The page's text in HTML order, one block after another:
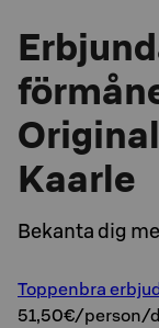
Kaarle
Bekanta dig
Toppenbra
51,50€/person/